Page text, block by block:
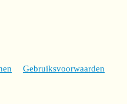
Gebruiksvoorwaarden